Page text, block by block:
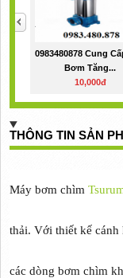
0983480878 Cung
Bơm Tăng...
10,000đ
THÔNG TIN SẢN
Máy bơm chìm
thải. Với thiết kế
các dòng bơm chìm